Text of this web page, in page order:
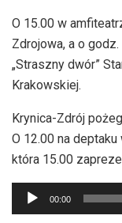
O 15.00 w
Zdrojowa, a o
„Straszny dwór”
Krakowskiej.
Krynica-Zdrój
O 12.00 na
która 15.00
Odtwarzacz
plików
00:00